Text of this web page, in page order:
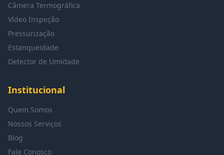
Câmera Termográfica
Vídeo Inspeção
Pressurização
Estanqueidade
Detector de Umidade
Institucional
Quem Somos
Nossos Serviços
Blog
Fale Conosco